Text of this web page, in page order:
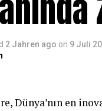
2 Jahren ago on 9 Juli
Dünya’nın en